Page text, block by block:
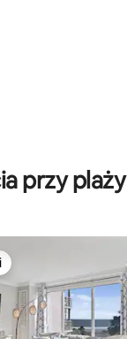
recenzji: 145
przy plaży